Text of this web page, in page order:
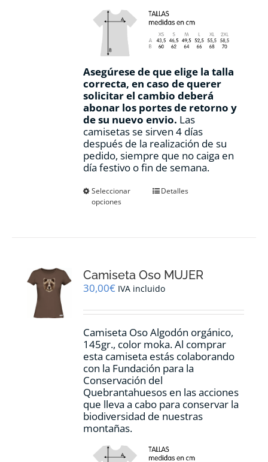
Asegúrese de que elige la talla
correcta, en caso de querer
solicitar el cambio deberá
abonar los portes de retorno y
de su nuevo envio. Las
camisetas se sirven 4 días
después de la realización de su
pedido, siempre que no caiga en
día festivo o fin de semana.
Seleccionar
opciones
Este
se
pueden
en
página
de
producto
Detalles
Camiseta Oso MUJER
30,00€ IVA incluido
Camiseta Oso Algodón orgánico,
145gr., color moka. Al comprar
esta camiseta estás colaborando
con la Fundación para la
Conservación del
Quebrantahuesos en las acciones
que lleva a cabo para conservar la
biodiversidad de nuestras
montañas.